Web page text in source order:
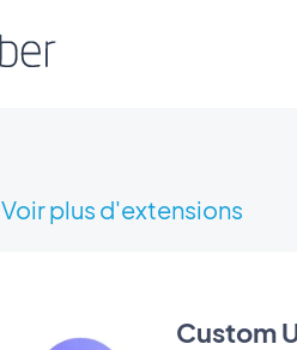
Voir plus d'extensions
Custom